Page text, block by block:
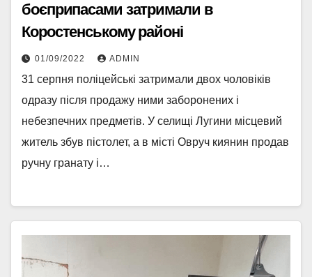
боєприпасами затримали в
Коростенському районі
01/09/2022 ADMIN
31 серпня поліцейські затримали двох чоловіків
одразу після продажу ними заборонених і
небезпечних предметів. У селищі Лугини місцевий
житель збув пістолет, а в місті Овруч киянин продав
ручну гранату і…